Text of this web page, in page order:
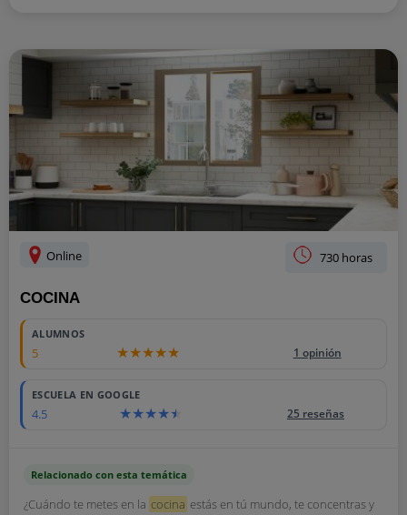
Online 730 horas
COCINA
ALUMNOS
5 1 opinión
ESCUELA EN GOOGLE
4.5 25 reseñas
Relacionado con esta temática
¿Cuándo te metes en la cocina estás en tú mundo, te concentras y